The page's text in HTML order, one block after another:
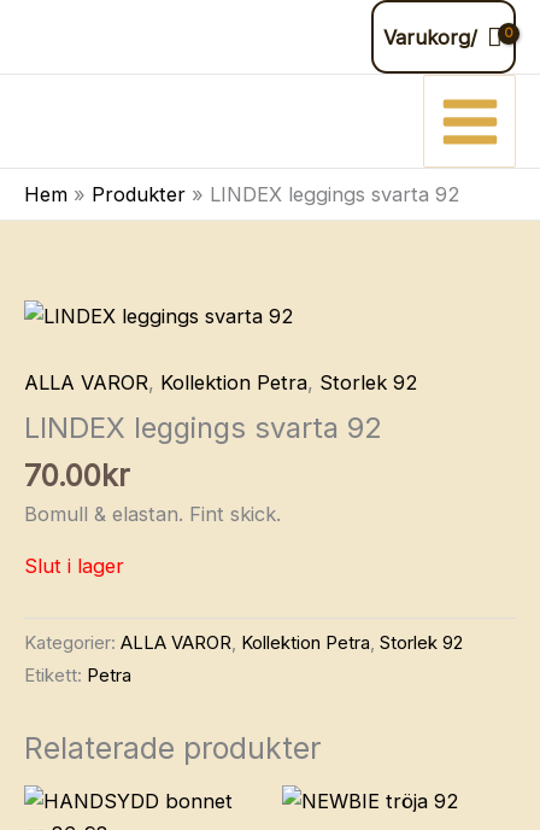
innehåll
Varukorg/
Hem Produkter LINDEX leggings svarta 92
ALLA VAROR, Kollektion Petra, Storlek 92
LINDEX leggings svarta 92
70.00kr
Bomull & elastan. Fint skick.
Slut i lager
Kategorier: ALLA VAROR, Kollektion Petra, Storlek 92
Etikett: Petra
Relaterade produkter